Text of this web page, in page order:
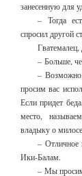
занесенную для
– Тогда
спросил другой
– Больше,
–
просим вас
Если придет
место,
владыку о
– Отличное
Ики-Балам.
– Мы